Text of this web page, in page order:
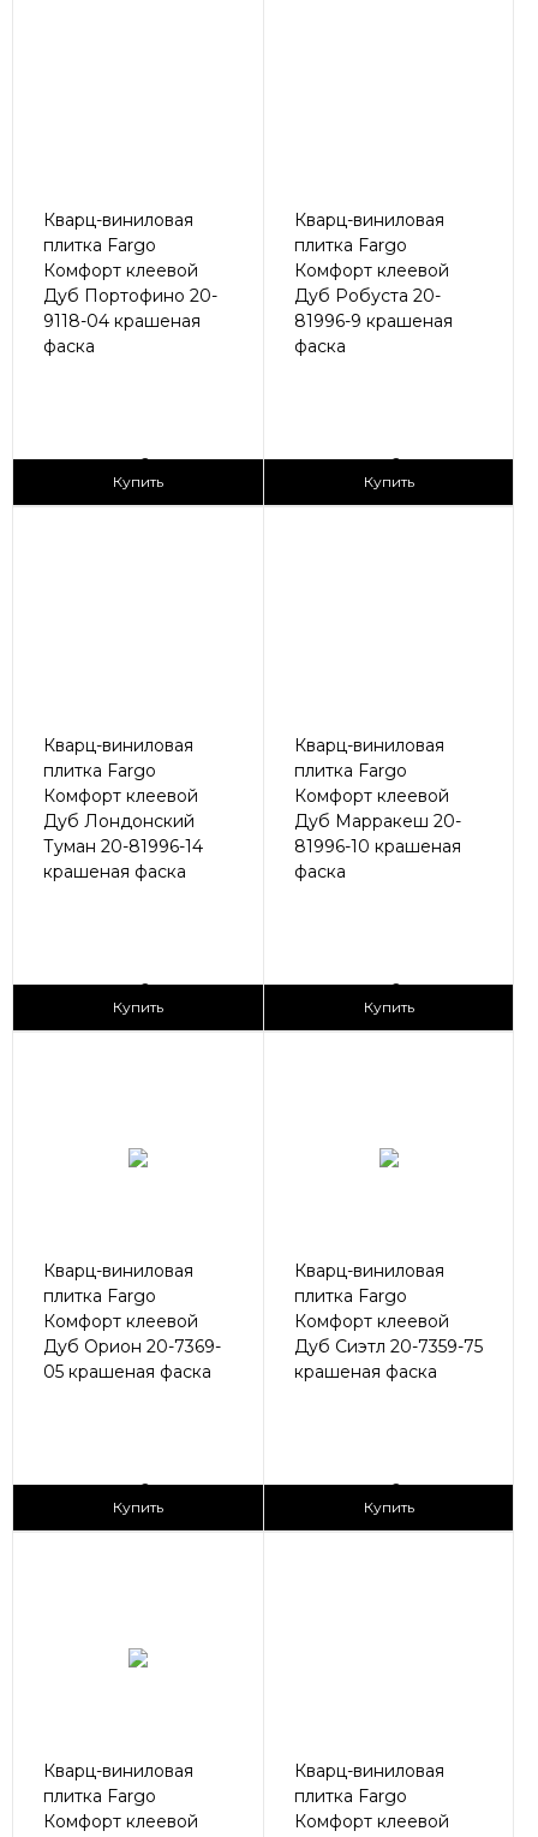
Кварц-виниловая
плитка Fargo
Комфорт клеевой
Дуб Портофино 20-
9118-04 крашеная
фаска
2
Купить
Кварц-виниловая
плитка Fargo
Комфорт клеевой
Дуб Робуста 20-
81996-9 крашеная
фаска
2
Купить
Кварц-виниловая
плитка Fargo
Комфорт клеевой
Дуб Лондонский
Туман 20-81996-14
крашеная фаска
2
Купить
Кварц-виниловая
плитка Fargo
Комфорт клеевой
Дуб Марракеш 20-
81996-10 крашеная
фаска
2
Купить
Кварц-виниловая
плитка Fargo
Комфорт клеевой
Дуб Орион 20-7369-
05 крашеная фаска
2
Купить
Кварц-виниловая
плитка Fargo
Комфорт клеевой
Дуб Сиэтл 20-7359-75
крашеная фаска
2
Купить
Кварц-виниловая
плитка Fargo
Комфорт клеевой
Кварц-виниловая
плитка Fargo
Комфорт клеевой